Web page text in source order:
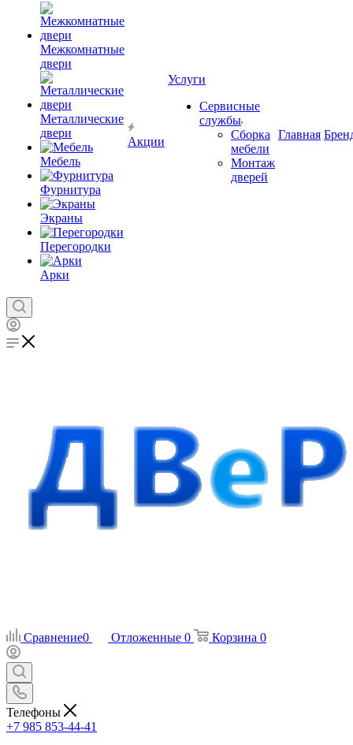
Межкомнатные
двери
Металлические
двери
Мебель
Фурнитура
Экраны
Перегородки
Арки
Акции
Услуги
Сервисные
службы
Сборка
мебели
Монтаж
дверей
Главная
Сравнение0 Отложенные 0 Корзина 0
Телефоны
+7 985 853-44-41